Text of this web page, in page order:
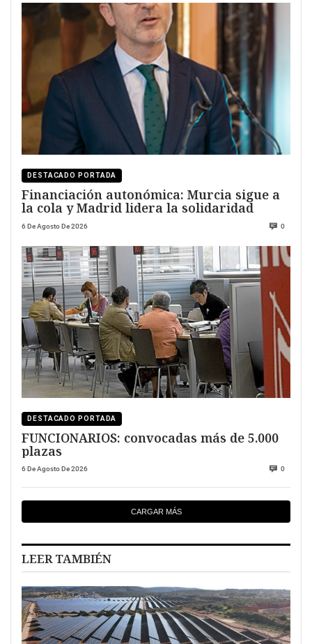
DESTACADO PORTADA
Financiación autonómica: Murcia sigue a
la cola y Madrid lidera la solidaridad
6 De Agosto De 2026 0
DESTACADO PORTADA
FUNCIONARIOS: convocadas más de 5.000
plazas
6 De Agosto De 2026 0
CARGAR MÁS
LEER TAMBIÉN